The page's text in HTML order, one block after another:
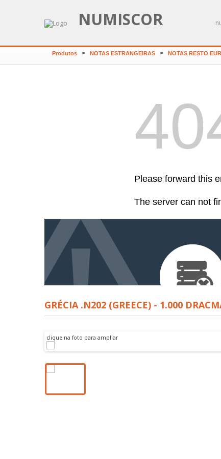
NUMISCOR
Produtos > NOTAS ESTRANGEIRAS > NOTAS RESTO
GRÉCIA .N202 (GREECE) - 1.000
clique na foto para ampliar